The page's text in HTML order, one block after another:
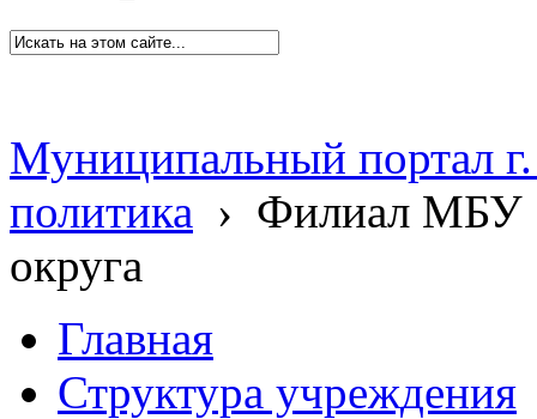
Муниципальный портал
политика › Филиал МБУ
округа
Главная
Структура учреждения